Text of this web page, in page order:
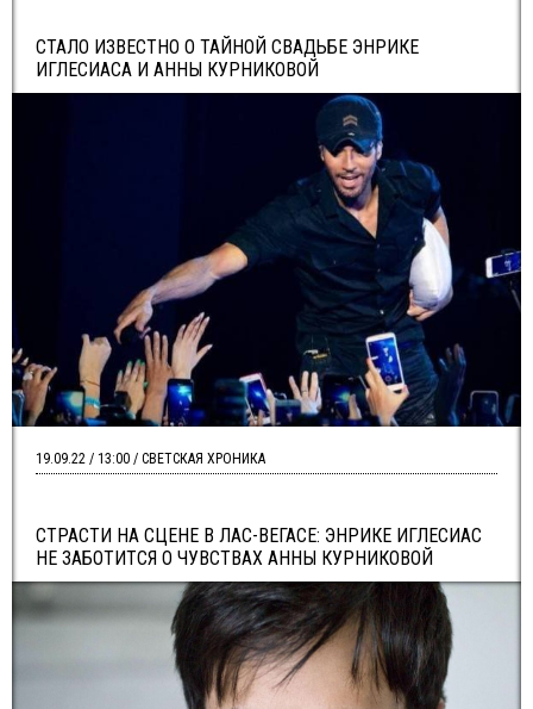
СТАЛО ИЗВЕСТНО О ТАЙНОЙ СВАДЬБЕ ЭНРИКЕ
ИГЛЕСИАСА И АННЫ КУРНИКОВОЙ
СТРАСТИ НА СЦЕНЕ В ЛАС-ВЕГАСЕ: ЭНРИКЕ ИГЛЕСИАС
НЕ ЗАБОТИТСЯ О ЧУВСТВАХ АННЫ КУРНИКОВОЙ
19.09.22 / 13:00 / СВЕТСКАЯ ХРОНИКА